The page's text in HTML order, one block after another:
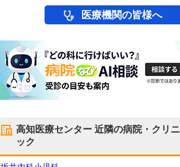
医療機関の皆様へ
高知医療センター 近隣の病院・クリニ
ック